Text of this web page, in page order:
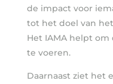
de impact voor
tot het doel van
Het IAMA helpt om
te voeren.
Daarnaast ziet het